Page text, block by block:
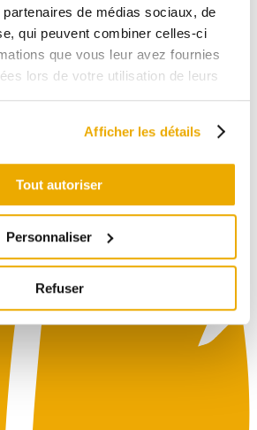
de médias sociaux, de
qui peuvent combiner celles-ci
que vous leur avez fournies
lors de votre utilisation de leurs
Afficher les détails
Tout autoriser
Personnaliser
Refuser